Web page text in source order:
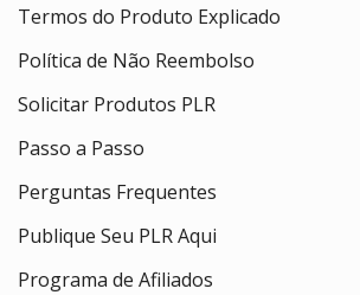
Termos do Produto Explicado
Política de Não Reembolso
Solicitar Produtos PLR
Passo a Passo
Perguntas Frequentes
Publique Seu PLR Aqui
Programa de Afiliados